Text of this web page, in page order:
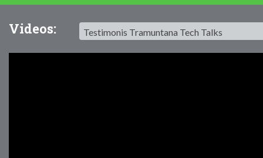
Videos: